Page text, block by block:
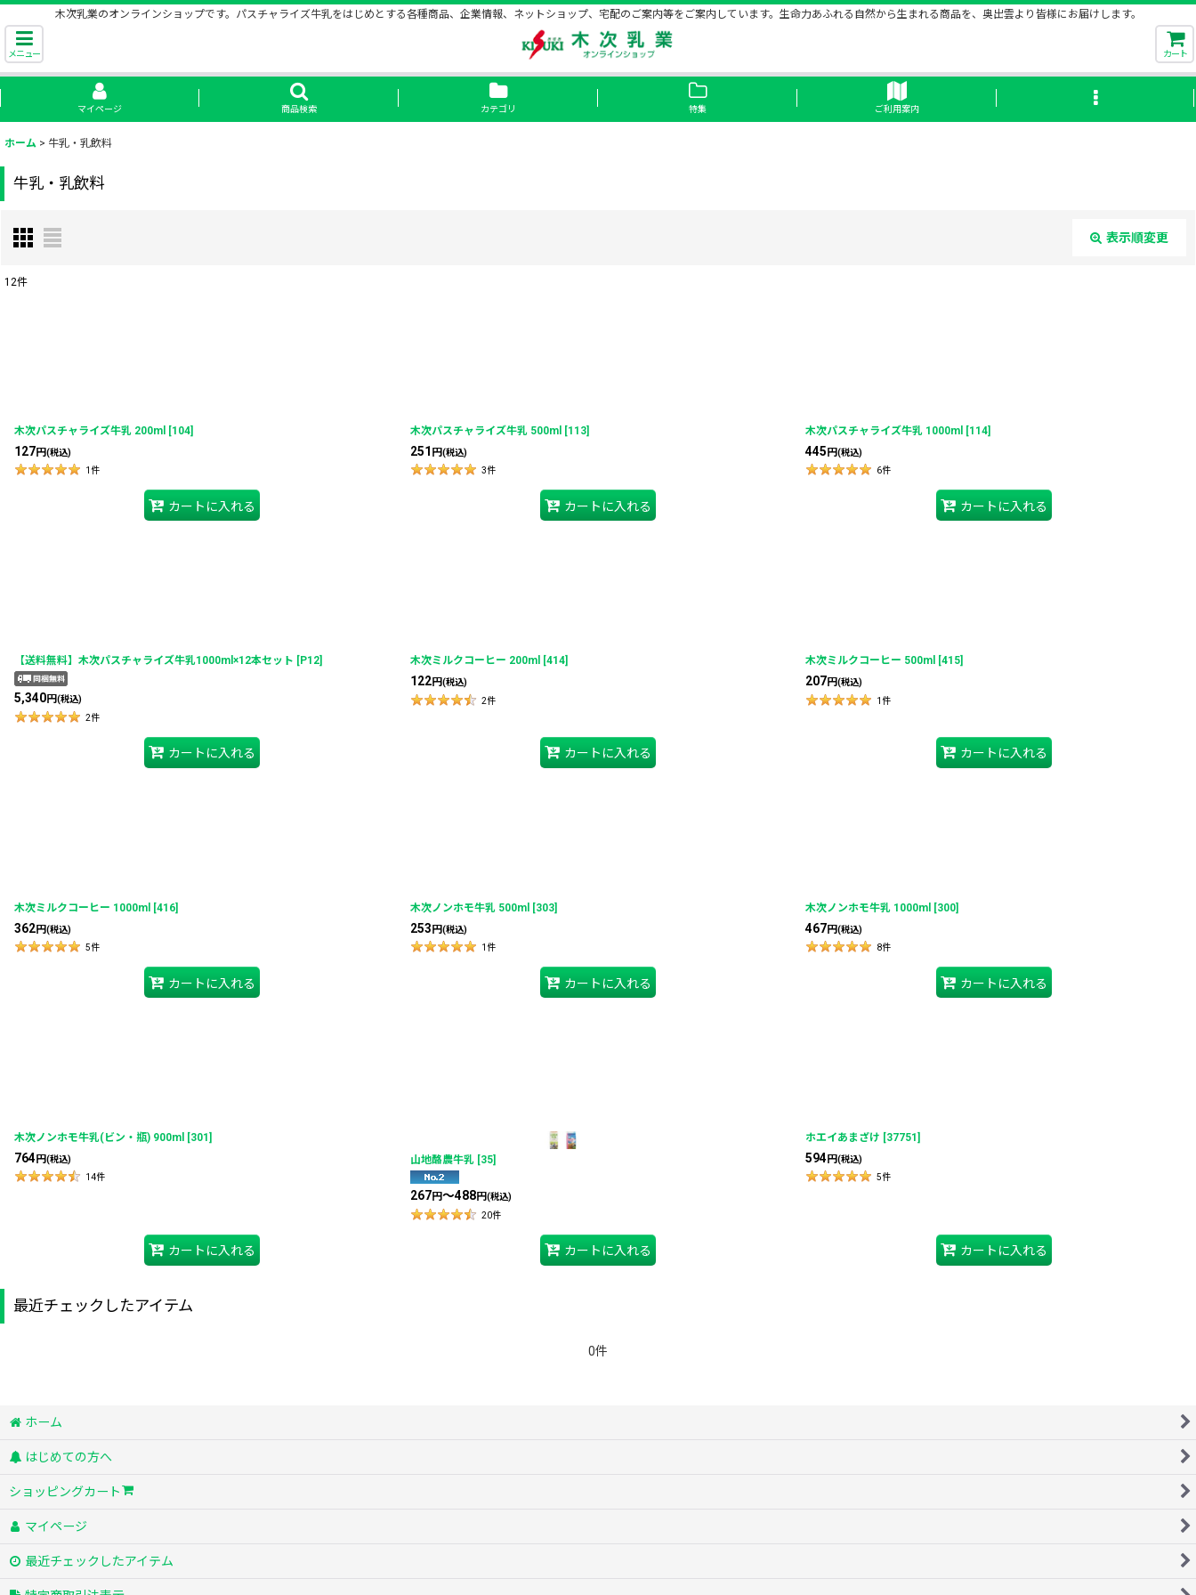
木次乳業のオンラインショップです。パスチャライズ牛乳をはじめとする各種商品、企業情報、ネットショップ、宅配のご案内等をご案内しています。生命力あふれる自然から生まれる商品を、奥出雲より皆様にお届けします。
メニュー カート
マイページ 商品検索 カテゴリ 特集 ご利用案内
ホーム > 牛乳・乳飲料
牛乳・乳飲料
表示順変更
12件
木次パスチャライズ牛乳 200ml [104]
127円(税込)
1件
カートに入れる
木次パスチャライズ牛乳 500ml [113]
251 円(税込)
3件
カートに入れる
木次パスチャライズ牛乳 1000ml [114]
445 円(税込)
6件
カートに入れる
【送料無料】木次パスチャライズ牛乳1000ml×12本セット [P12]
5,340円(税込)
2件
カートに入れる
木次ミルクコーヒー 200ml [414]
122円(税込)
2件
カートに入れる
木次ミルクコーヒー 500ml [415]
207円(税込)
1件
カートに入れる
木次ミルクコーヒー 1000ml [416]
362円(税込)
5件
カートに入れる
木次ノンホモ牛乳 500ml [303]
253円(税込)
1件
カートに入れる
木次ノンホモ牛乳 1000ml [300]
467円(税込)
8件
カートに入れる
木次ノンホモ牛乳(ビン・瓶) 900ml [301 ]
764 円(税込)
14件
カートに入れる
山地酪農牛乳 [35]
267円～488円(税込)
20件
カートに入れる
ホエイあまざけ [37751]
594 円(税込)
5件
カートに入れる
最近チェックしたアイテム
0件
ホーム
はじめての方へ
ショッピングカート
マイページ
最近チェックしたアイテム